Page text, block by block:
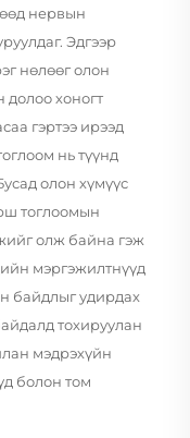
нервын
Эдгээр
нөлөөг олон
хоногт
гэртээ ирээд
нь түүнд
олон хүмүүс
тоглоомын
олж байна гэж
мэргэжилтнүүд
байдлыг удирдах
тохируулан
мэдрэхүйн
болон том